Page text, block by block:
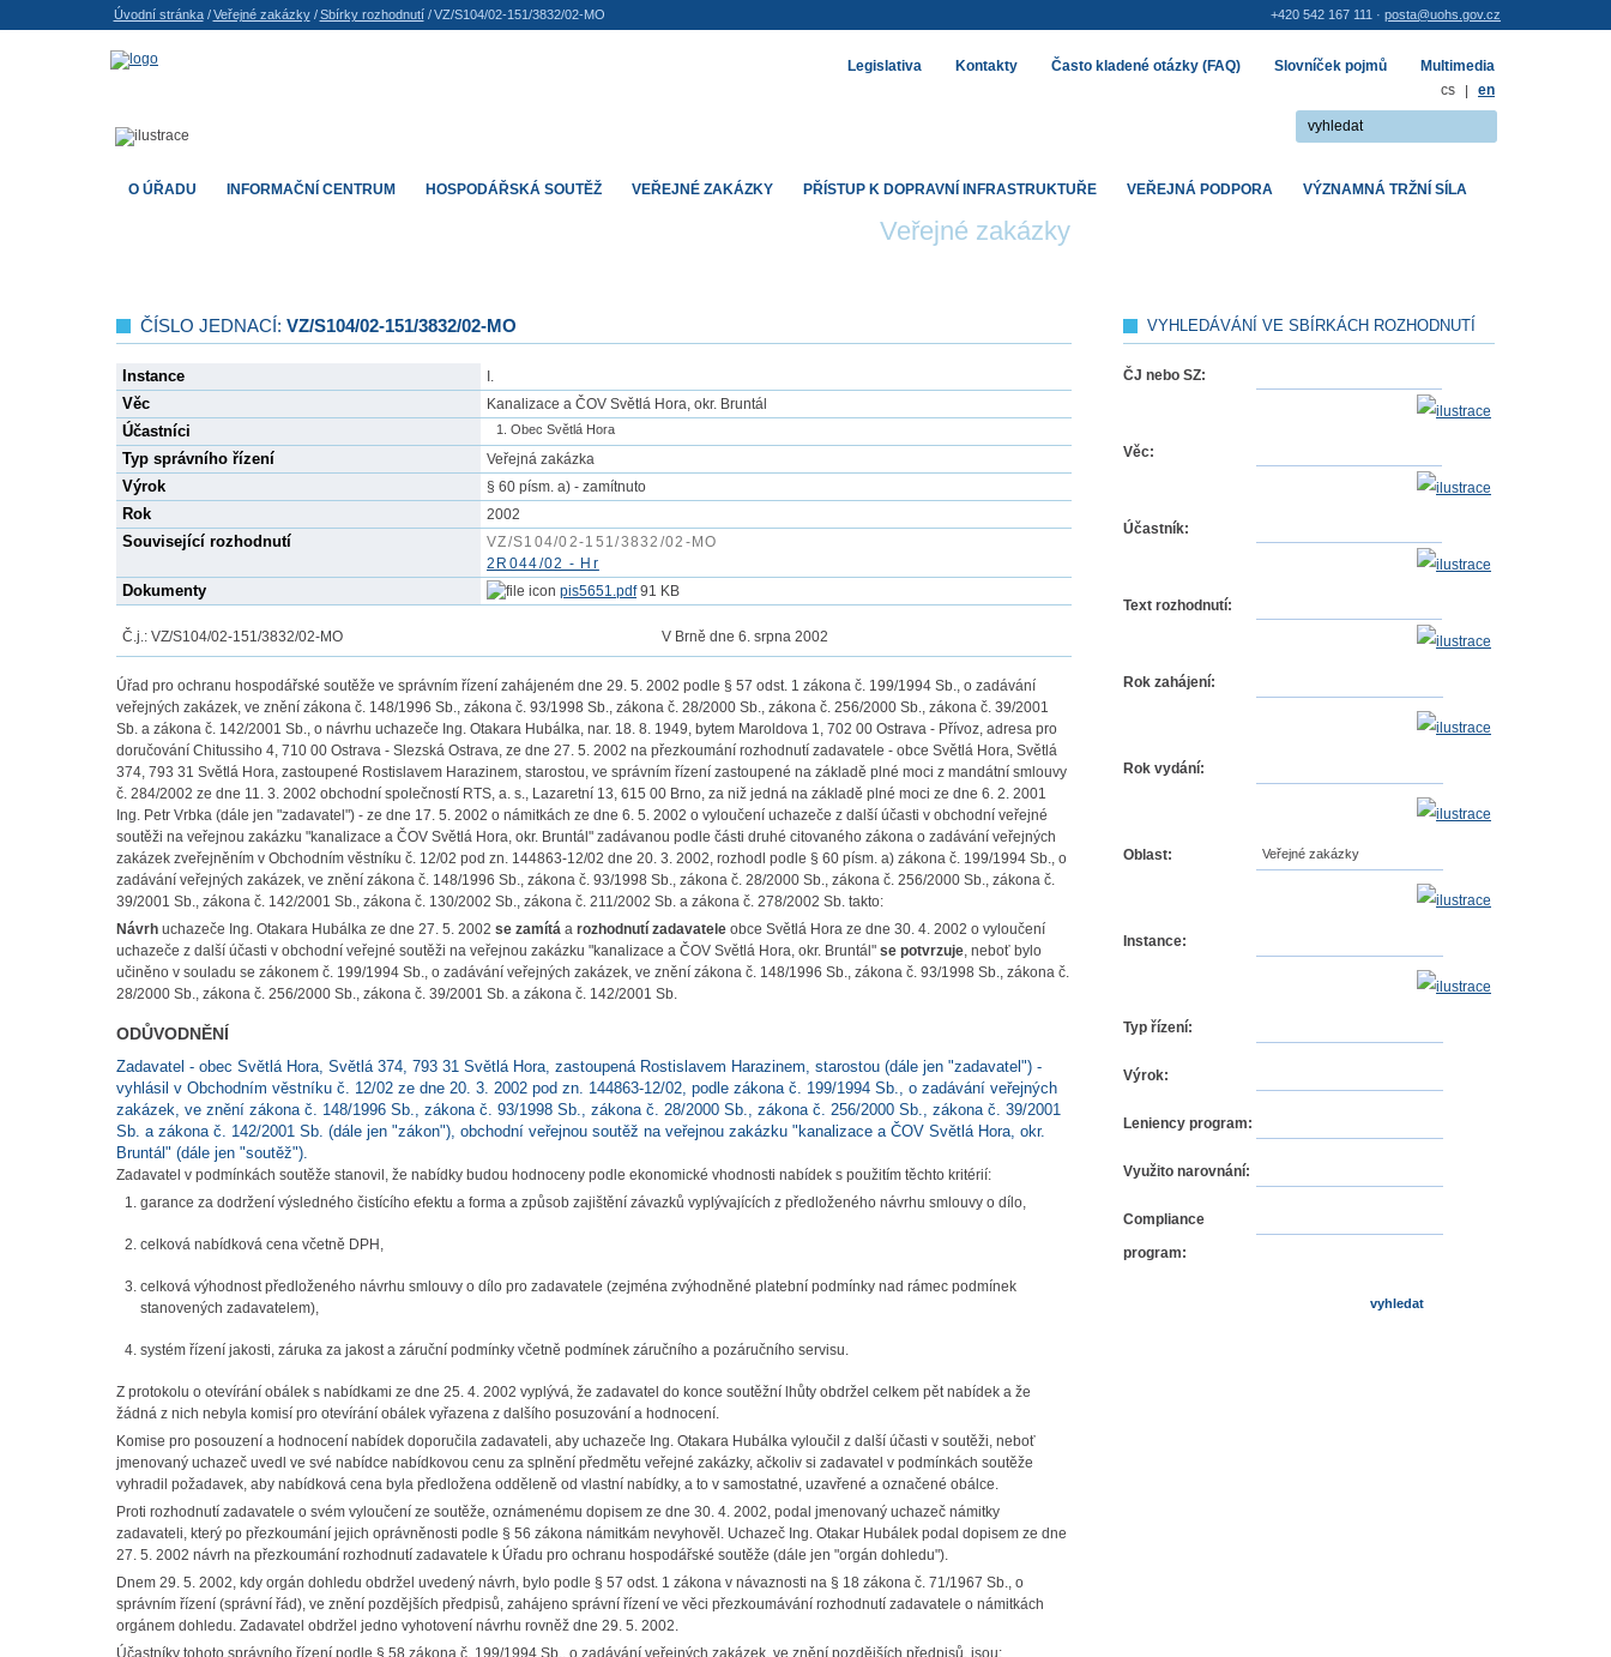
Veřejné zakázky
ČÍSLO JEDNACÍ: VZ/S104/02-151/3832/02-MO
Instance I.
Věc Kanalizace a ČOV Světlá Hora, okr. Bruntál
Účastníci Obec Světlá Hora
Typ správního řízení Veřejná zakázka
Výrok § 60 písm. a) - zamítnuto
Rok 2002
Související rozhodnutí
VZ/S104/02-151/3832/02-MO
2R044/02 - Hr
Dokumenty pis5651.pdf91 KB
Č.j.: VZ/S104/02-151/3832/02-MO V Brně dne 6. srpna 2002
Úřad pro ochranu hospodářské soutěže ve správním řízení zahájeném dne 29. 5. 2002 podle § 57 odst. 1 zákona č. 199/1994 Sb., o zadávání
veřejných zakázek, ve znění zákona č. 148/1996 Sb., zákona č. 93/1998 Sb., zákona č. 28/2000 Sb., zákona č. 256/2000 Sb., zákona č. 39/2001
Sb. a zákona č. 142/2001 Sb., o návrhu uchazeče Ing. Otakara Hubálka, nar. 18. 8. 1949, bytem Maroldova 1, 702 00 Ostrava - Přívoz, adresa pro
doručování Chitussiho 4, 710 00 Ostrava - Slezská Ostrava, ze dne 27. 5. 2002 na přezkoumání rozhodnutí zadavatele - obce Světlá Hora, Světlá
374, 793 31 Světlá Hora, zastoupené Rostislavem Harazinem, starostou, ve správním řízení zastoupené na základě plné moci z mandátní smlouvy
č. 284/2002 ze dne 11. 3. 2002 obchodní společností RTS, a. s., Lazaretní 13, 615 00 Brno, za niž jedná na základě plné moci ze dne 6. 2. 2001
Ing. Petr Vrbka (dále jen "zadavatel") - ze dne 17. 5. 2002 o námitkách ze dne 6. 5. 2002 o vyloučení uchazeče z další účasti v obchodní veřejné
soutěži na veřejnou zakázku "kanalizace a ČOV Světlá Hora, okr. Bruntál" zadávanou podle části druhé citovaného zákona o zadávání veřejných
zakázek zveřejněním v Obchodním věstníku č. 12/02 pod zn. 144863-12/02 dne 20. 3. 2002, rozhodl podle § 60 písm. a) zákona č. 199/1994 Sb., o
zadávání veřejných zakázek, ve znění zákona č. 148/1996 Sb., zákona č. 93/1998 Sb., zákona č. 28/2000 Sb., zákona č. 256/2000 Sb., zákona č.
39/2001 Sb., zákona č. 142/2001 Sb., zákona č. 130/2002 Sb., zákona č. 211/2002 Sb. a zákona č. 278/2002 Sb. takto:
Návrh uchazeče Ing. Otakara Hubálka ze dne 27. 5. 2002 se zamítá a rozhodnutí zadavatele obce Světlá Hora ze dne 30. 4. 2002 o vyloučení
uchazeče z další účasti v obchodní veřejné soutěži na veřejnou zakázku "kanalizace a ČOV Světlá Hora, okr. Bruntál" se potvrzuje, neboť bylo
učiněno v souladu se zákonem č. 199/1994 Sb., o zadávání veřejných zakázek, ve znění zákona č. 148/1996 Sb., zákona č. 93/1998 Sb., zákona č.
28/2000 Sb., zákona č. 256/2000 Sb., zákona č. 39/2001 Sb. a zákona č. 142/2001 Sb.
ODŮVODNĚNÍ
Zadavatel - obec Světlá Hora, Světlá 374, 793 31 Světlá Hora, zastoupená Rostislavem Harazinem, starostou (dále jen "zadavatel") -
vyhlásil v Obchodním věstníku č. 12/02 ze dne 20. 3. 2002 pod zn. 144863-12/02, podle zákona č. 199/1994 Sb., o zadávání veřejných
zakázek, ve znění zákona č. 148/1996 Sb., zákona č. 93/1998 Sb., zákona č. 28/2000 Sb., zákona č. 256/2000 Sb., zákona č. 39/2001
Sb. a zákona č. 142/2001 Sb. (dále jen "zákon"), obchodní veřejnou soutěž na veřejnou zakázku "kanalizace a ČOV Světlá Hora, okr.
Bruntál" (dále jen "soutěž").
Zadavatel v podmínkách soutěže stanovil, že nabídky budou hodnoceny podle ekonomické vhodnosti nabídek s použitím těchto kritérií:
garance za dodržení výsledného čistícího efektu a forma a způsob zajištění závazků vyplývajících z předloženého návrhu smlouvy o dílo,
celková nabídková cena včetně DPH,
celková výhodnost předloženého návrhu smlouvy o dílo pro zadavatele (zejména zvýhodněné platební podmínky nad rámec podmínek
stanovených zadavatelem),
systém řízení jakosti, záruka za jakost a záruční podmínky včetně podmínek záručního a pozáručního servisu.
Z protokolu o otevírání obálek s nabídkami ze dne 25. 4. 2002 vyplývá, že zadavatel do konce soutěžní lhůty obdržel celkem pět nabídek a že
žádná z nich nebyla komisí pro otevírání obálek vyřazena z dalšího posuzování a hodnocení.
Komise pro posouzení a hodnocení nabídek doporučila zadavateli, aby uchazeče Ing. Otakara Hubálka vyloučil z další účasti v soutěži, neboť
jmenovaný uchazeč uvedl ve své nabídce nabídkovou cenu za splnění předmětu veřejné zakázky, ačkoliv si zadavatel v podmínkách soutěže
vyhradil požadavek, aby nabídková cena byla předložena odděleně od vlastní nabídky, a to v samostatné, uzavřené a označené obálce.
Proti rozhodnutí zadavatele o svém vyloučení ze soutěže, oznámenému dopisem ze dne 30. 4. 2002, podal jmenovaný uchazeč námitky
zadavateli, který po přezkoumání jejich oprávněnosti podle § 56 zákona námitkám nevyhověl. Uchazeč Ing. Otakar Hubálek podal dopisem ze dne
27. 5. 2002 návrh na přezkoumání rozhodnutí zadavatele k Úřadu pro ochranu hospodářské soutěže (dále jen "orgán dohledu").
Dnem 29. 5. 2002, kdy orgán dohledu obdržel uvedený návrh, bylo podle § 57 odst. 1 zákona v návaznosti na § 18 zákona č. 71/1967 Sb., o
správním řízení (správní řád), ve znění pozdějších předpisů, zahájeno správní řízení ve věci přezkoumávání rozhodnutí zadavatele o námitkách
orgánem dohledu. Zadavatel obdržel jedno vyhotovení návrhu rovněž dne 29. 5. 2002.
Účastníky tohoto správního řízení podle § 58 zákona č. 199/1994 Sb., o zadávání veřejných zakázek, ve znění pozdějších předpisů, jsou:
VYHLEDÁVÁNÍ VE SBÍRKÁCH ROZHODNUTÍ
ČJ nebo SZ:
Věc:
Účastník:
Text rozhodnutí:
Rok zahájení:
Rok vydání:
Oblast: Veřejné zakázky
Instance:
Typ řízení:
Výrok:
Leniency program:
Využito narovnání:
Compliance
program:
O ÚŘADU INFORMAČNÍ CENTRUM HOSPODÁŘSKÁ SOUTĚŽ VEŘEJNÉ ZAKÁZKY PŘÍSTUP K DOPRAVNÍ INFRASTRUKTUŘE VEŘEJNÁ PODPORA VÝZNAMNÁ TRŽNÍ SÍLA
Legislativa Kontakty Často kladené otázky (FAQ) Slovníček pojmů
Multimedia
cs
| en
Úvodní stránka/ Veřejné zakázky/ Sbírky rozhodnutí/ VZ/S104/02-151/3832/02-MO +420 542 167 111 · posta@uohs.gov.cz